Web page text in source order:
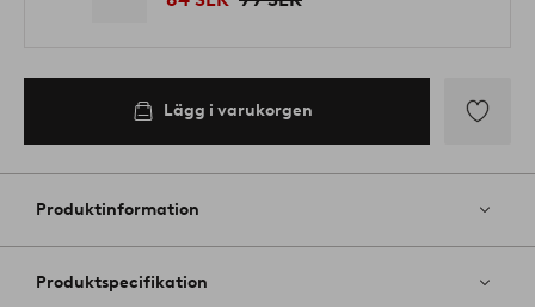
Lägg i varukorgen
till
favoriter
Produktinformation
Produktspecifikation